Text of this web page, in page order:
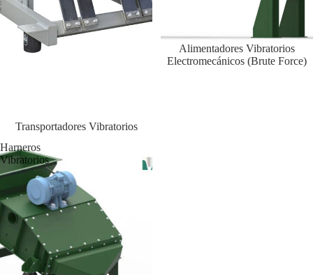
Transportadores Vibratorios
Alimentadores Vibratorios
Electromecánicos (Brute Force)
Harneros
Vibratorios